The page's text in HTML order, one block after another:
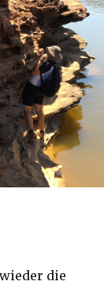
die